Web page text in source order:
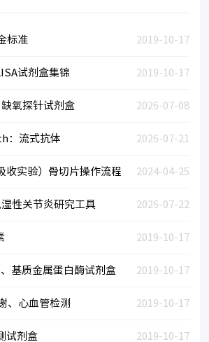
2019-10-17
标准
2019-10-17
试剂盒集锦
2026-07-08
氧探针试剂盒
2026-07-21
：流式抗体
2024-04-25
收实验）骨切片操作流程
2026-07-22
性关节炎研究工具
2019-10-17
2019-10-17
基质金属蛋白酶试剂盒
2019-10-17
、心血管检测
2019-10-17
试剂盒